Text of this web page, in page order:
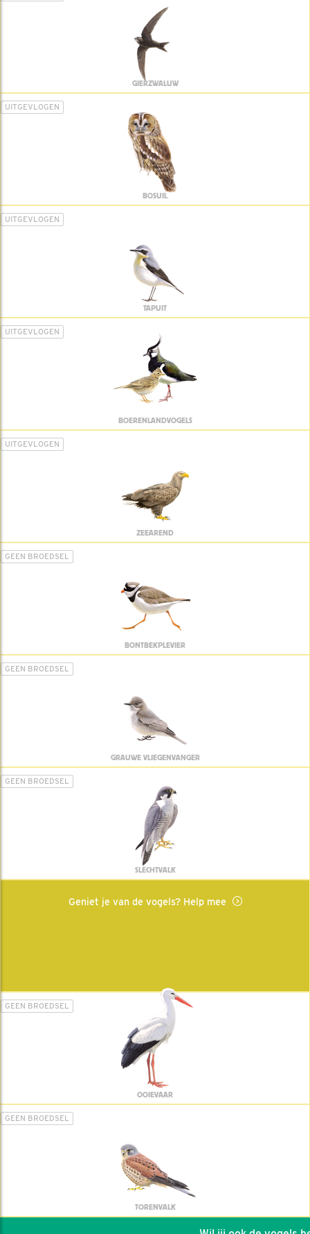
GIERZWALUW
UITGEVLOGEN
BOSUIL
UITGEVLOGEN
TAPUIT
UITGEVLOGEN
BOERENLANDVOGELS
UITGEVLOGEN
ZEEAREND
GEEN BROEDSEL
BONTBEKPLEVIER
GEEN BROEDSEL
GRAUWE VLIEGENVANGER
GEEN BROEDSEL
SLECHTVALK
Geniet je van de vogels? Help mee
GEEN BROEDSEL
OOIEVAAR
GEEN BROEDSEL
TORENVALK